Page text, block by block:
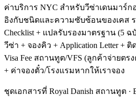
ค่าบริการ NYC สำหรับวีซ่าเดนมาร์
อิงกับชนิดและความซับซ้อนของเคส ร
Checklist + แปลรับรองมาตรฐาน (5 ฉ
วีซ่า + จองคิว + Application Letter +
Visa Fee สถานทูต/VFS (ลูกค้าจ่ายตร
+ ค่าจองตั๋ว/โรงแรมหากให้เราจอง
ชุดเอกสารที่ Royal Danish สถานทูต